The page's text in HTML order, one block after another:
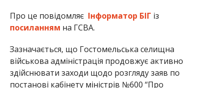
Про це повідомляє Інформатор БІГ із
посиланням на ГСВА.
Зазначається, що Гостомельська селищна
військова адміністрація продовжує активно
здійснювати заходи щодо розгляду заяв по
постанові кабінету міністрів №600 “Про